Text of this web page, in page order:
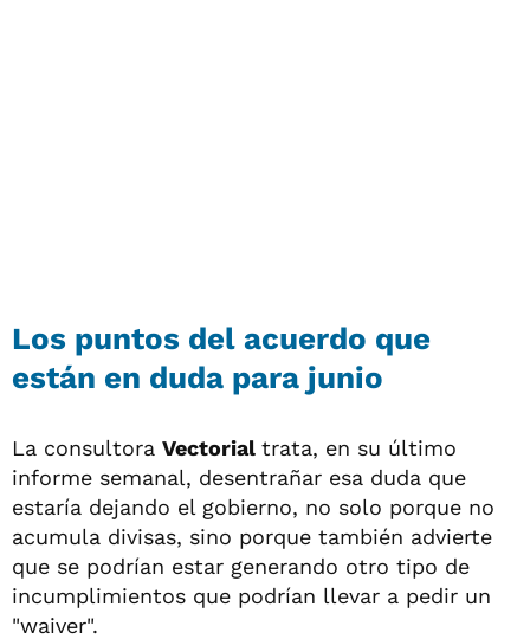
Los puntos del acuerdo que
están en duda para junio
La consultora Vectorial trata, en su último
informe semanal, desentrañar esa duda que
estaría dejando el gobierno, no solo porque no
acumula divisas, sino porque también advierte
que se podrían estar generando otro tipo de
incumplimientos que podrían llevar a pedir un
"waiver".